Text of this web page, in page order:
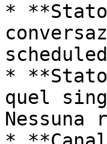
*
*
quel